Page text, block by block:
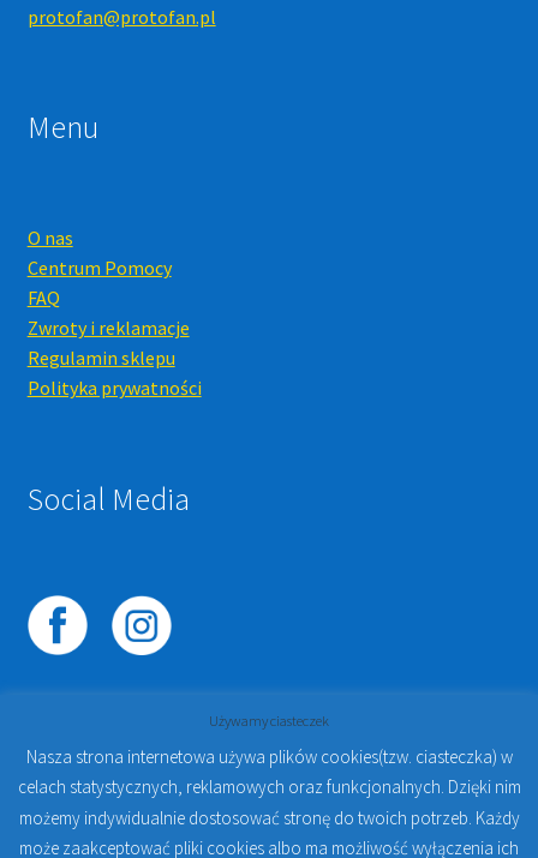
protofan@protofan.pl
Menu
O nas
Centrum Pomocy
FAQ
Zwroty i reklamacje
Regulamin sklepu
Polityka prywatności
Social Media
© 2023PROTO-FAN | Sklep Stomatologiczny Online i
Kursy Online Warszawa- Sklep stomatologiczny w
Warszawie | Jakub Zdybel Proto-Fan
Używamy ciasteczek
Nasza strona internetowa używa plików cookies(tzw. ciasteczka) w
celach statystycznych, reklamowych oraz funkcjonalnych. Dzięki nim
możemy indywidualnie dostosować stronę do twoich potrzeb. Każdy
może zaakceptować pliki cookies albo ma możliwość wyłączenia ich